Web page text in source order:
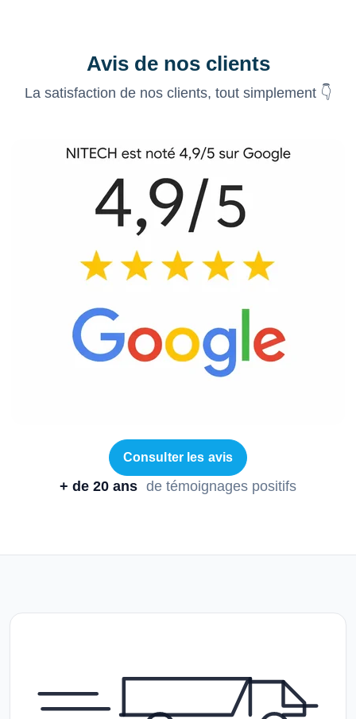
Avis de nos clients
La satisfaction de nos clients, tout simplement 👇
Consulter les avis
+ de 20 ans de témoignages positifs